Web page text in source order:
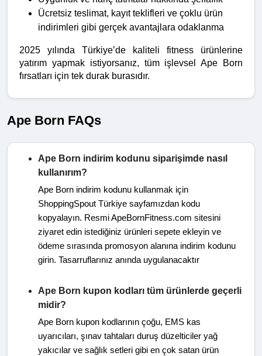
Ücretsiz teslimat, kayıt teklifleri ve çoklu ürün
indirimleri gibi gerçek avantajlara odaklanma
2025 yılında Türkiye’de kaliteli fitness ürünlerine
yatırım yapmak istiyorsanız, tüm işlevsel Ape Born
fırsatları için tek durak burasıdır.
Ape Born FAQs
Ape Born indirim kodunu siparişimde nasıl
kullanırım?
Ape Born indirim kodunu kullanmak için
ShoppingSpout Türkiye sayfamızdan kodu
kopyalayın. Resmi ApeBornFitness.com sitesini
ziyaret edin istediğiniz ürünleri sepete ekleyin ve
ödeme sırasında promosyon alanına indirim kodunu
girin. Tasarruflarınız anında uygulanacaktır
Ape Born kupon kodları tüm ürünlerde geçerli
midir?
Ape Born kupon kodlarının çoğu, EMS kas
uyarıcıları, şınav tahtaları duruş düzelticiler yağ
yakıcılar ve sağlık setleri gibi en çok satan ürün